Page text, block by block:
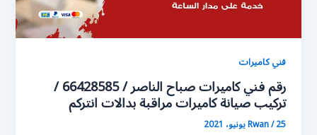
فني كاميرات
رقم فني كاميرات صباح الناصر / 66428585 /
تركيب صيانة كاميرات مراقبة بدالات انتركم
Rwan/25 يونيو، 2021